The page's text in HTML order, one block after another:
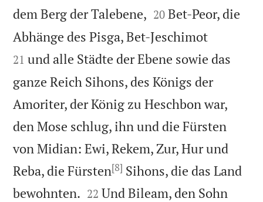
dem Berg der Talebene, 

20 Bet-Peor, die
Abhänge des Pisga, Bet-Jeschimot
21 und alle Städte der Ebene sowie das
ganze Reich Sihons, des Königs der
Amoriter, der König zu Heschbon war,
den Mose schlug, ihn und die Fürsten
von Midian: Ewi, Rekem, Zur, Hur und
Reba, die Fürsten[8] Sihons, die das Land
bewohnten. 

22 Und Bileam, den Sohn